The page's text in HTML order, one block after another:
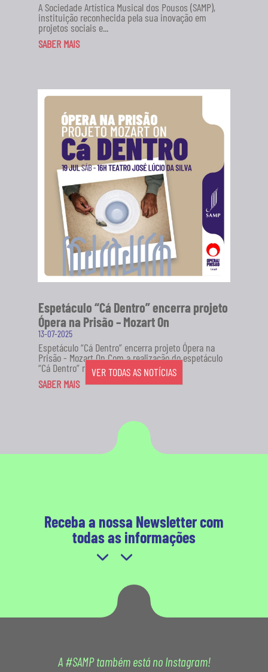
A Sociedade Artística Musical dos Pousos (SAMP),
instituição reconhecida pela sua inovação em
projetos sociais e...
SABER MAIS
Espetáculo “Cá Dentro” encerra projeto
Ópera na Prisão – Mozart On
13-07-2025
Espetáculo “Cá Dentro” encerra projeto Ópera na
Prisão - Mozart On Com a realização do espetáculo
“Cá Dentro” no...
SABER MAIS
VER TODAS AS NOTÍCIAS
Receba a nossa Newsletter com
todas as informações
A #SAMP também está no Instagram!